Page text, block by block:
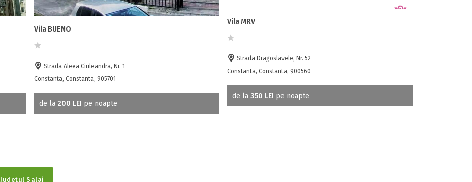
Vila BUENO
Strada Aleea Ciuleandra, Nr. 1
Constanta, Constanta, 905701
de la 200 LEI pe noapte
Vila MRV
Strada Dragoslavele, Nr. 52
Constanta, Constanta, 900560
de la 350 LEI pe noapte
Județul Salaj